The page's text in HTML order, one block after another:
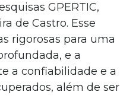
GPERTIC,
de Castro. Esse
rigorosas para uma
e a
a confiabilidade e a
além de ser